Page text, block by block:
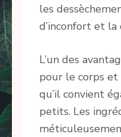
les
d’inconfort et
L’un des
pour le corps et
qu’il convient
petits. Les